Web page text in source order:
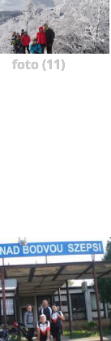
foto (11)